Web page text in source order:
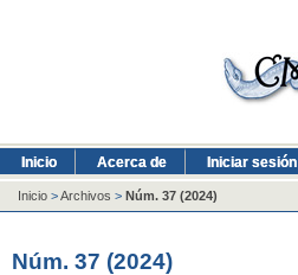
Inicio Acerca de Iniciar sesión
Inicio >Archivos > Núm. 37 (2024)
Núm. 37 (2024)